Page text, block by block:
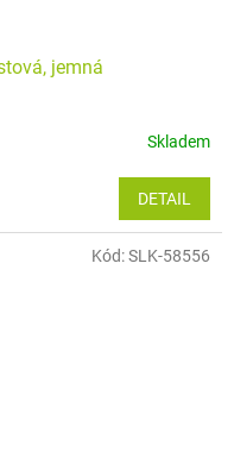
jemná
Skladem
DETAIL
Kód:SLK-58556